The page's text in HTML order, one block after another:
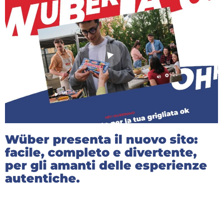
Wüber presenta il nuovo sito:
facile, completo e divertente,
per gli amanti delle esperienze
autentiche.